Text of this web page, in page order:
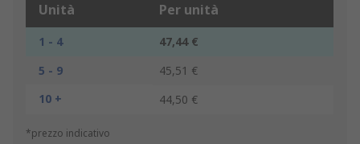
Unità Per unità
1 - 4
47,44 €
5 - 9
45,51 €
10 +
44,50 €
*prezzo indicativo